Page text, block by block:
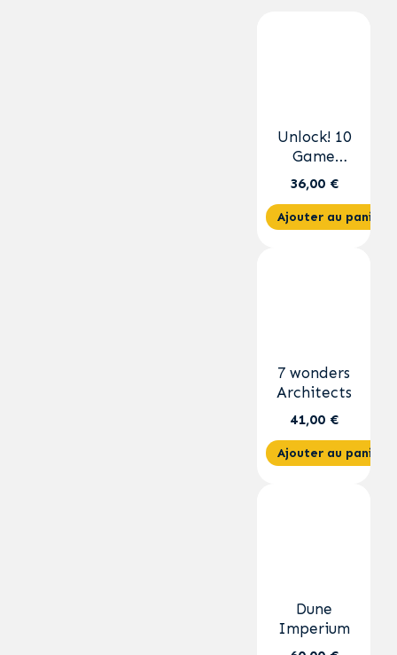
Unlock! 10
Game
Adventures
36,00 €
Ajouter au panier
7 wonders
Architects
41,00 €
Ajouter au panier
Dune
Imperium